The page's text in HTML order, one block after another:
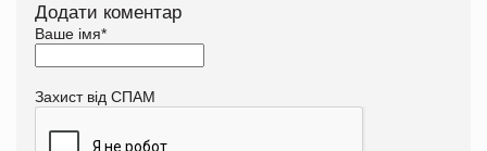
Додати коментар
Ваше імя*
Захист від СПАМ